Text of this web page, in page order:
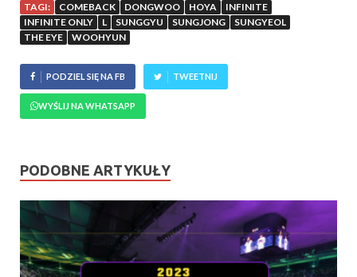
TAGI: COMEBACK DONGWOO HOYA
INFINITE
INFINITE ONLY
L SUNGGYU SUNGJONG
SUNGYEOL
THE EYE
WOOHYUN
PODZIEL SIĘ NA FB TWEETNIJ
WYŚLIJ NA WHATSAPP
PODOBNE ARTYKUŁY